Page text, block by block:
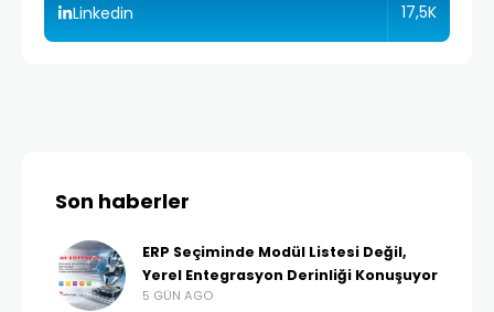
Linkedin 17,5K
Son haberler
ERP Seçiminde Modül Listesi Değil,
Yerel Entegrasyon Derinliği Konuşuyor
5 GÜN AGO